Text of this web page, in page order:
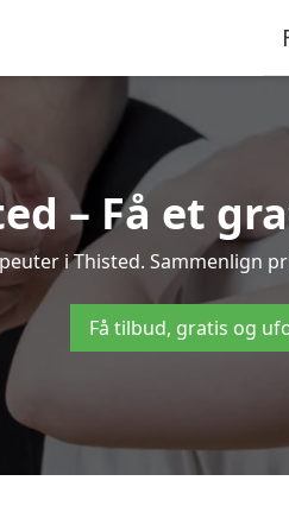
– Få et
i Thisted. Sammenlign
Få tilbud, gratis og